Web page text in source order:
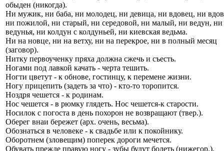
обыден (никогда).
Ни мужик, ни баба, ни молодец, ни девица, ни вдовец, ни
ни пожилой, ни старый, ни середовой, ни малый, ни ведун, ни
ведунья, ни колдун с колдуньей, ни киевская ведьма.
Ни на новце, ни на ветху, ни на перекрое, ни в полный месяц
(заговор).
Нитку первоученку пряха должна сжечь и съесть.
Ногами под лавкой качать - черта тешить.
Ногти цветут - к обнове, гостинцу, к перемене жизни.
Ногу прицепить (задеть за что) - кто-то торопится.
Ноздря чешется - к родинам.
Нос чешется - в рюмку глядеть. Нос чешется-к старости.
Носилок с погоста в день похорон не возвращают (твер.).
Оберег внаи бережет (арх. очень, весьма).
Обознаться в человеке - к свадьбе или к покойнику.
Оборотнем (зловещим) поперек дороги мечется.
Обувать прежде правую ногу - зубы будут болеть (нижегор.).